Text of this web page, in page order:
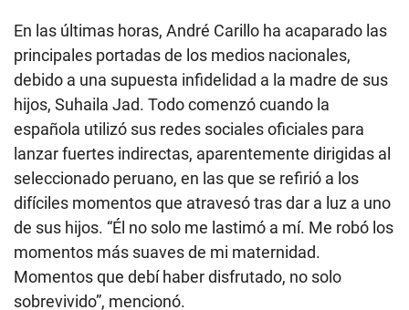
En las últimas horas, André Carillo ha acaparado las
principales portadas de los medios nacionales,
debido a una supuesta infidelidad a la madre de sus
hijos, Suhaila Jad. Todo comenzó cuando la
española utilizó sus redes sociales oficiales para
lanzar fuertes indirectas, aparentemente dirigidas al
seleccionado peruano, en las que se refirió a los
difíciles momentos que atravesó tras dar a luz a uno
de sus hijos. “Él no solo me lastimó a mí. Me robó los
momentos más suaves de mi maternidad.
Momentos que debí haber disfrutado, no solo
sobrevivido”, mencionó.